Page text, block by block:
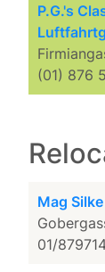
P.G.'s
(01) 876
Mag
01/